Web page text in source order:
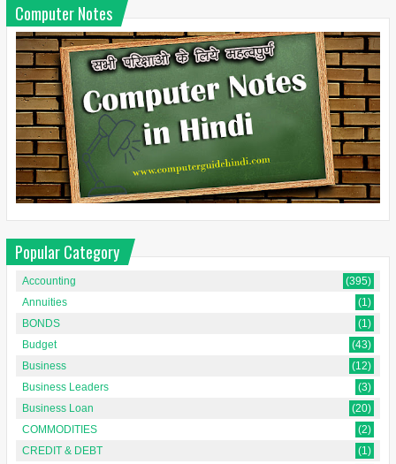
Computer Notes
Popular Category
Accounting
(395)
Annuities
(1)
BONDS
(1)
Budget
(43)
Business
(12)
Business Leaders
(3)
Business Loan
(20)
COMMODITIES
(2)
CREDIT & DEBT
(1)